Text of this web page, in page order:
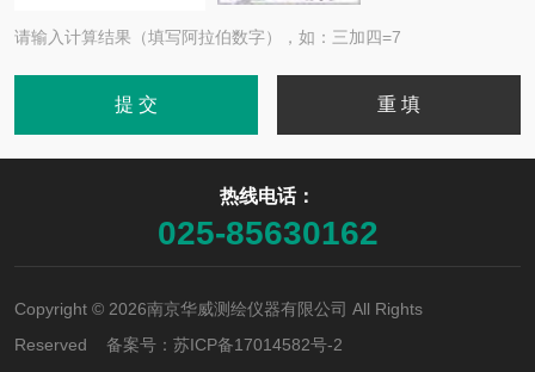
请输入计算结果（填写阿拉伯数字），如：三加四=7
热线电话：
025-85630162
Copyright © 2026南京华威测绘仪器有限公司 All Rights
Reserved 备案号： 苏ICP备17014582号-2